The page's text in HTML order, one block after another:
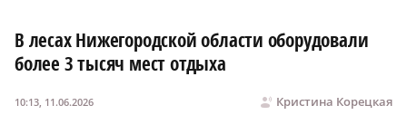
В лесах Нижегородской области оборудовали
более 3 тысяч мест отдыха
Кристина Корецкая
10:13, 11.06.2026